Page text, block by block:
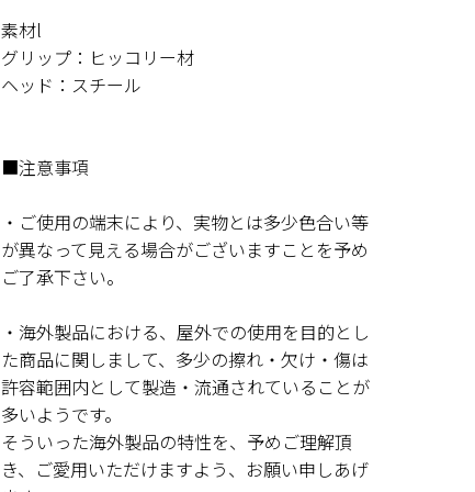
素材l
グリップ：ヒッコリー材
ヘッド：スチール
■注意事項
・ご使用の端末により、実物とは多少色合い等
が異なって見える場合がございますことを予め
ご了承下さい。
・海外製品における、屋外での使用を目的とし
た商品に関しまして、多少の擦れ・欠け・傷は
許容範囲内として製造・流通されていることが
多いようです。
そういった海外製品の特性を、予めご理解頂
き、ご愛用いただけますよう、お願い申しあげ